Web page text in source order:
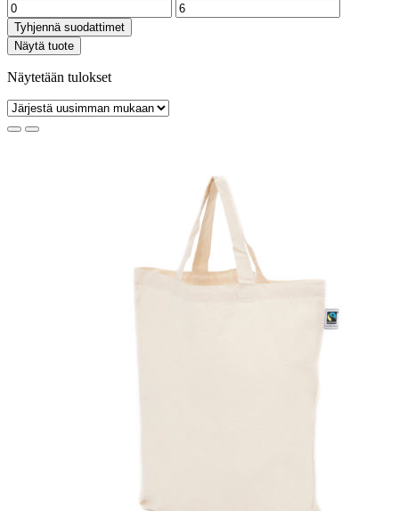
Tyhjennä suodattimet
Näytä tuote
Näytetään tulokset